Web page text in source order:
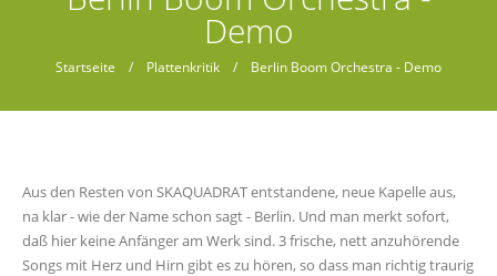
Demo
Startseite / Plattenkritik / Berlin Boom Orchestra - Demo
Aus den Resten von SKAQUADRAT entstandene, neue Kapelle aus,
na klar - wie der Name schon sagt - Berlin. Und man merkt sofort,
daß hier keine Anfänger am Werk sind. 3 frische, nett anzuhörende
Songs mit Herz und Hirn gibt es zu hören, so dass man richtig traurig